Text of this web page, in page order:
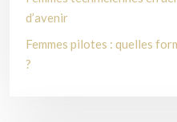
d’avenir
Femmes pilotes : quelles
?